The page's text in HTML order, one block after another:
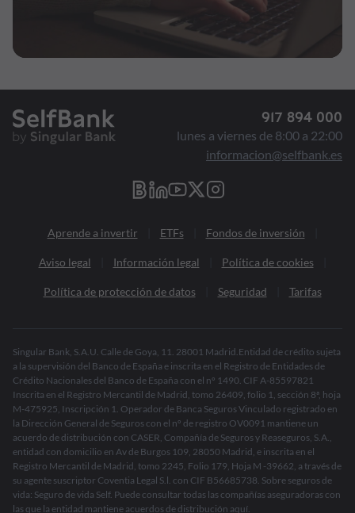
917 894 000
lunes a viernes de 8:00 a 22:00
informacion@selfbank.es
Aprende a invertir ETFs Fondos de inversión
Aviso legal Información legal Política de cookies
Política de protección de datos Seguridad Tarifas
Singular Bank, S.A.U. Calle de Goya, 11. 28001 Madrid.Entidad de crédito sujeta
a la supervisión del Banco de España e inscrita en el Registro de Entidades de
Crédito Nacionales del Banco de España con el nº 1490. CIF A-85597821
Inscrita en el Registro Mercantil de Madrid, tomo 26409, folio 1, sección 8ª, hoja
M-475925, Inscripción 1. Operador de Banca Seguros Vinculado registrado en
la Dirección General de Seguros con el nº de registro OV0091 mantiene un
acuerdo de distribución con CASER, Compañía de Seguros y Reaseguros, S.A.,
entidad con domicilio en Av de Burgos 109, 28050 Madrid, e inscrita en el
Registro Mercantil de Madrid, tomo 2245, Folio 179, Hoja M -39662, a través de
su agente suscriptor Coventia Legal S.l. con CIF B56685738. Sobre seguros de
vida: Seguro de vida Self. Puede consultar todas las compañías aseguradoras con
las que la entidad mantiene acuerdos de distribución aquí.